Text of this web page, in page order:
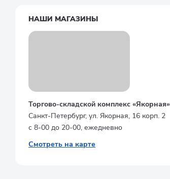
НАШИ МАГАЗИНЫ
Торгово-складской комплекс «Якорная»
Санкт-Петербург, ул. Якорная, 16 корп. 2
с 8-00 до 20-00, ежедневно
Смотреть на карте